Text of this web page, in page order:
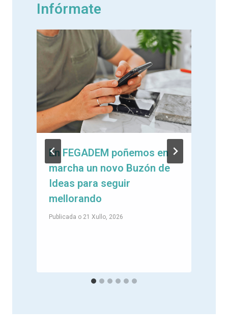
Infórmate
En FEGADEM poñemos en
marcha un novo Buzón de
Ideas para seguir
mellorando
Publicada o 21 Xullo, 2026